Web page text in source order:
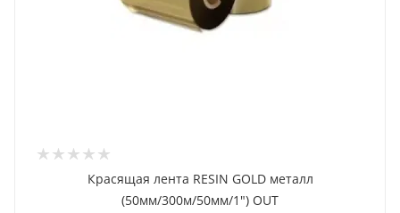
Красящая лента RESIN GOLD металл
(50мм/300м/50мм/1") OUT